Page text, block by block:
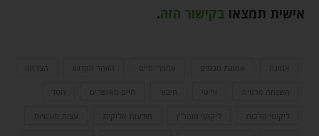
אישית תמצאו בקישור הזה.
אמונה אמונת חכמים אתגרי חיים הזוהר הקדוש הצלחה
השגחה פרטית ווי פי חיים מאושרים חסד
ליקוטי הלכות ליקוטי מוהר"ן מודעות אלוקית עצות מעשיות